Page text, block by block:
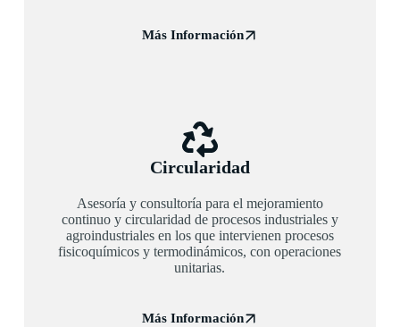
Más Información
Circularidad
Asesoría y consultoría para el mejoramiento
continuo y circularidad de procesos industriales y
agroindustriales en los que intervienen procesos
fisicoquímicos y termodinámicos, con operaciones
unitarias.
Más Información